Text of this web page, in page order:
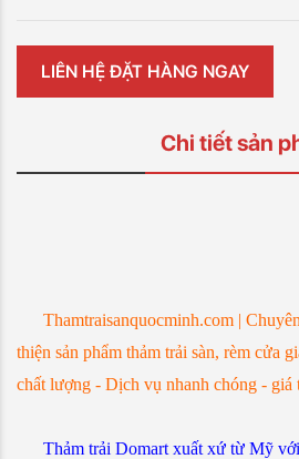
LIÊN HỆ ĐẶT HÀNG NGAY
Chi tiết sản
Thamtraisanquocminh.com |
thiện sản phẩm thảm trải sàn, rèm cửa
chất lượng - Dịch vụ nhanh chóng - giá
Thảm trải Domart xuất xứ từ Mỹ với